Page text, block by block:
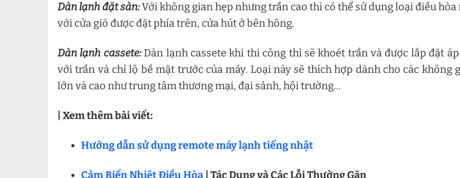
Dàn lạnh đặt sàn:Với không gian hẹp nhưng trần cao thì có thể sử dụng loại điều hòa
với cửa gió được đặt phía trên, cửa hút ở bên hông.
Dàn lạnh cassete:Dàn lạnh cassete khi thi công thì sẽ khoét trần và được lắp đặt
với trần và chỉ lộ bề mặt trước của máy. Loại này sẽ thích hợp dành cho các không
lớn và cao như trung tâm thương mại, đại sảnh, hội trường…
| Xem thêm bài viết:
Hướng dẫn sử dụng remote máy lạnh tiếng nhật
Cảm Biến Nhiệt Điều Hòa | Tác Dụng và Các Lỗi Thường Gặp